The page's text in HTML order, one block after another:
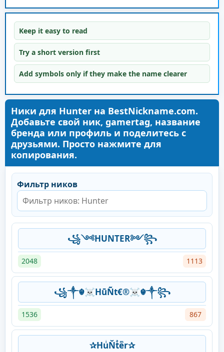
Keep it easy to read
Try a short version first
Add symbols only if they make the name clearer
Ники для Hunter на BestNickname.com.
Добавьте свой ник, gamertag, название
бренда или профиль и поделитесь с
друзьями. Просто нажмите для
копирования.
Фильтр ников
꧁༺HUNTER༻꧂
2048 1113
꧁༒☬☠HūÑt€®☠︎☬༒꧂
1536 867
✰HuͥŇtͣeͫr✰